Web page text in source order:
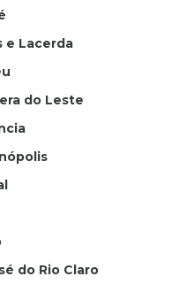
e Lacerda
do Leste
do Rio Claro